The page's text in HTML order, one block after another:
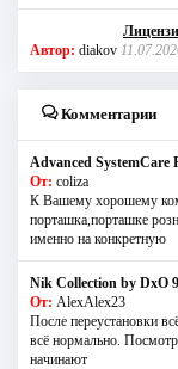
Автор: diakov
Комментарии
Advanced SystemCare
От: coliza
К Вашему хорошему
порташка,порташке
именно на конкретную
Nik Collection by DxO
От: AlexAlex23
После переустановки
всё нормально.
начинают